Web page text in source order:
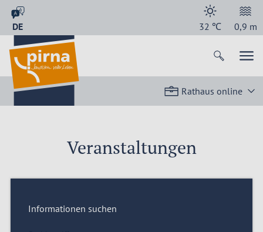
DE 32 ℃ 0,9 m
Rathaus online
Veranstaltungen
Informationen suchen